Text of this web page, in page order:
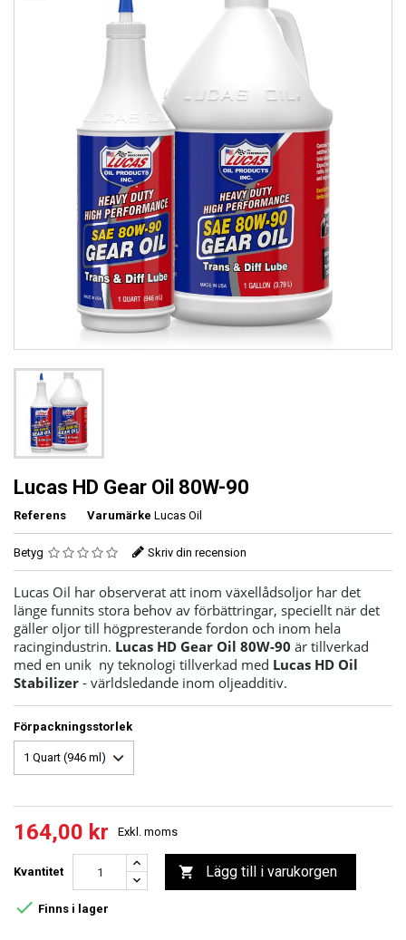
Lucas HD Gear Oil 80W-90
Referens Varumärke Lucas Oil
Betyg Skriv din recension
Lucas Oil har observerat att inom växellådsoljor har det
länge funnits stora behov av förbättringar, speciellt när det
gäller oljor till högpresterande fordon och inom hela
racingindustrin. Lucas HD Gear Oil 80W-90 är tillverkad
med en unik ny teknologi tillverkad med Lucas HD Oil
Stabilizer - världsledande inom oljeadditiv.
Förpackningsstorlek
164,00 kr Exkl. moms
Kvantitet  Lägg till i varukorgen
 Finns i lager